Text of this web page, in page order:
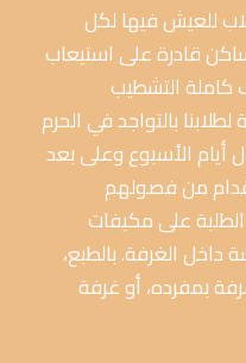
للعيش فيها لكل
قادرة على استيعاب
كاملة التشطيب
بالتواجد في الحرم
أيام الأسبوع وعلى بعد
من فصولهم
على مكيفات
الغرفة. بالطبع،
بمفرده، أو غرفة